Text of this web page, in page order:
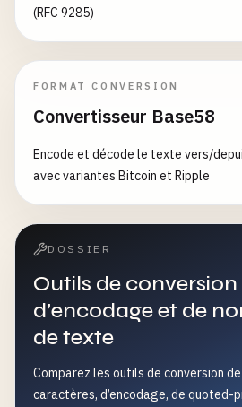
(RFC 9285)
FORMAT CONVERSION
Convertisseur Base58
Encode et décode le texte vers/
avec variantes Bitcoin et Ripple
DOSSIER
Outils de conversion
d’encodage et de
de texte
Comparez les outils de conversion
caractères, d’encodage, de quoted-